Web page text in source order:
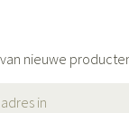
nieuwe